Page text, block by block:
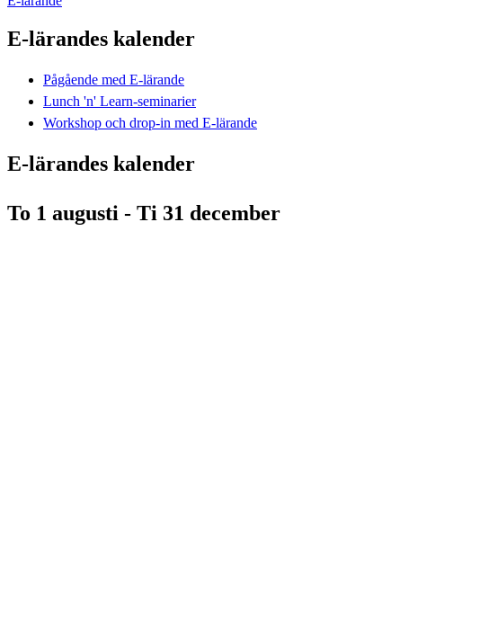
E-lärandes kalender
Pågående med E-lärande
Lunch 'n' Learn-seminarier
Workshop och drop-in med E-lärande
E-lärandes kalender
To 1 augusti - Ti 31 december